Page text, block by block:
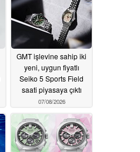
GMT işlevine sahip iki
yeni, uygun fiyatlı
Seiko 5 Sports Field
saati piyasaya çıktı
07/08/2026